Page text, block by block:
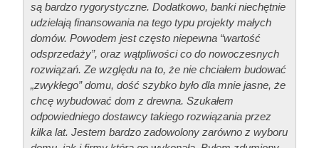
są bardzo rygorystyczne. Dodatkowo, banki niechętnie
udzielają finansowania na tego typu projekty małych
domów. Powodem jest często niepewna “wartość
odsprzedaży”, oraz wątpliwości co do nowoczesnych
rozwiązań. Ze względu na to, że nie chciałem budować
„zwykłego” domu, dość szybko było dla mnie jasne, że
chcę wybudować dom z drewna. Szukałem
odpowiedniego dostawcy takiego rozwiązania przez
kilka lat. Jestem bardzo zadowolony zarówno z wyboru